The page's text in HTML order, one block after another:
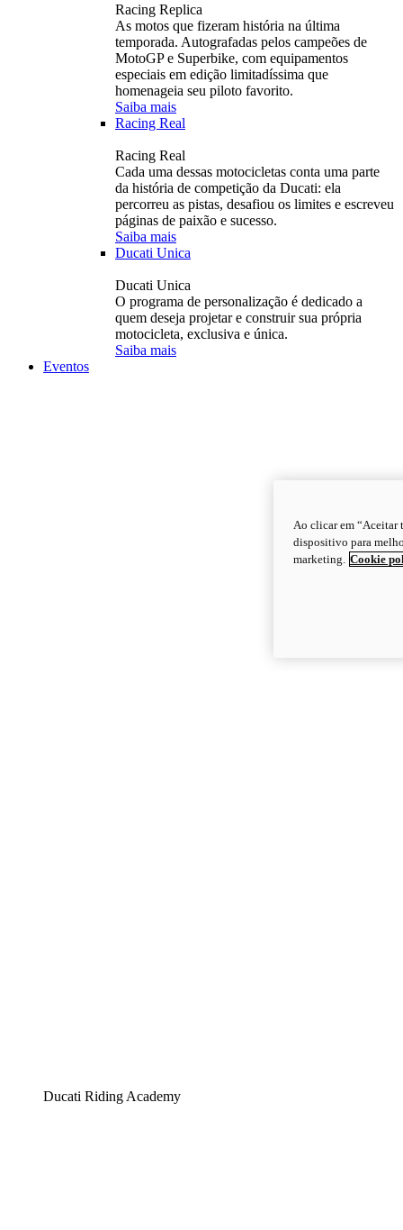
Racing Replica
As motos que fizeram história na última
temporada. Autografadas pelos campeões de
MotoGP e Superbike, com equipamentos
especiais em edição limitadíssima que
homenageia seu piloto favorito.
Saiba mais
Racing Real
Racing Real
Cada uma dessas motocicletas conta uma parte
da história de competição da Ducati: ela
percorreu as pistas, desafiou os limites e escreveu
páginas de paixão e sucesso.
Saiba mais
Ducati Unica
Ducati Unica
O programa de personalização é dedicado a
quem deseja projetar e construir sua própria
motocicleta, exclusiva e única.
Saiba mais
Eventos
Ducati Riding Academy
Ao clicar em “Aceitar
dispositivo para
marketing. Cookie